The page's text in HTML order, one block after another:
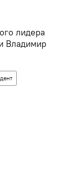
лидера
Владимир